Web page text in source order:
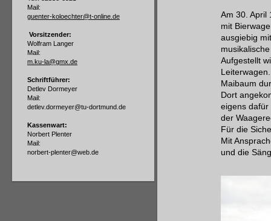
Mail:
guenter-koloechter@t-online.de
Vorsitzender:
Wolfram Langer
Mail:
m.ku-la@gmx.de
Schriftführer:
Detlev Dormeyer
Mail:
detlev.dormeyer@tu-dortmund.de
Kassenwart:
Norbert Plenter
Mail:
norbert-plenter@web.de
Am 30. April
mit
ausgiebig
Aufgestellt
Maibaum
Dort
eigens dafür
der
Für die
Mit
und die